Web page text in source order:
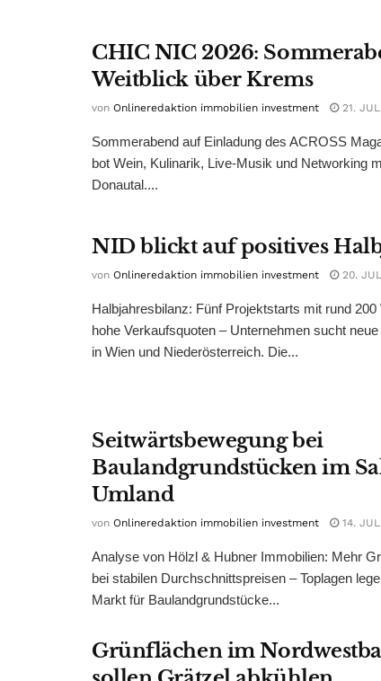
CHIC NIC 2026:
Weitblick über Krems
von Onlineredaktion immobilien investment 21.
Sommerabend auf Einladung des ACROSS
bot Wein, Kulinarik, Live-Musik und Networking
Donautal....
NID blickt auf positives
von Onlineredaktion immobilien investment 20.
Halbjahresbilanz: Fünf Projektstarts mit rund 200
hohe Verkaufsquoten – Unternehmen sucht
in Wien und Niederösterreich. Die...
Seitwärtsbewegung bei
Baulandgrundstücken im
Umland
von Onlineredaktion immobilien investment 14.
Analyse von Hölzl & Hubner Immobilien: Mehr
bei stabilen Durchschnittspreisen – Toplagen
Markt für Baulandgrundstücke...
Grünflächen im